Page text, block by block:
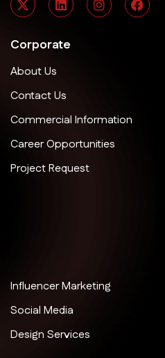
Corporate
About Us
Contact Us
Commercial Information
Career Opportunities
Project Request
Influencer Marketing
Social Media
Design Services